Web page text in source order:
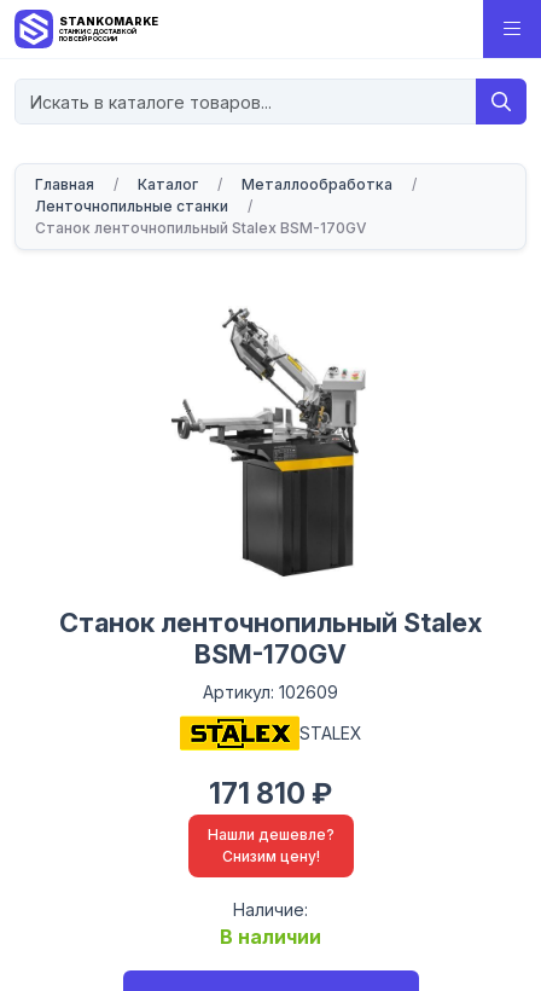
STANKOMARKET
СТАНКИ С ДОСТАВКОЙ
ПО ВСЕЙ РОССИИ
Главная / Каталог / Металлообработка
/
Ленточнопильные станки
/
Станок ленточнопильный Stalex BSМ-170GV
Станок ленточнопильный Stalex
BSМ-170GV
Артикул: 102609
STALEX
171 810 ₽
Нашли дешевле?
Снизим цену!
Наличие:
В наличии